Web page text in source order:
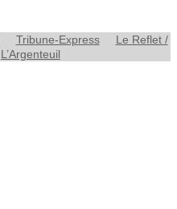
Tribune-Express
Le Reflet /
L’Argenteuil